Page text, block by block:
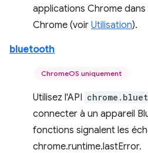
applications Chrome
Chrome (voir Utilisation).
bluetooth
ChromeOS uniquement
Utilisez l'API
connecter à un appareil
fonctions signalent les
chrome.runtime.lastError.